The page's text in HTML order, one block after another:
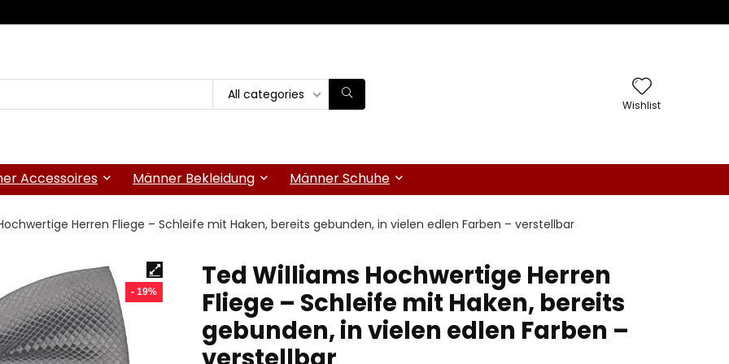
All categories
Wishlist
Accessoires Männer Bekleidung Männer Schuhe
Herren Fliege – Schleife mit Haken, bereits gebunden, in vielen edlen Farben – verstellbar
- 19%
Ted Williams Hochwertige Herren
Fliege – Schleife mit Haken, bereits
gebunden, in vielen edlen Farben –